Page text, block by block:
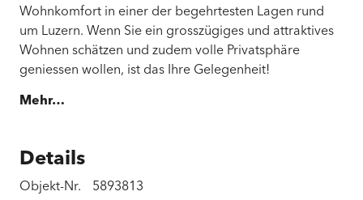
Wohnkomfort in einer der begehrtesten Lagen rund
um Luzern. Wenn Sie ein grosszügiges und attraktives
Wohnen schätzen und zudem volle Privatsphäre
geniessen wollen, ist das Ihre Gelegenheit!
Mehr…
Details
Objekt-Nr. 5893813